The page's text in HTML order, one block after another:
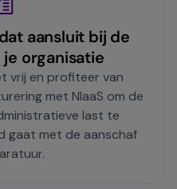
aansluit bij de
organisatie
vrij en profiteer van
met NIaaS om de
last te
gaat met de aanschaf